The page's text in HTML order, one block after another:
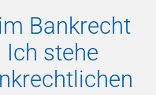
Bankrecht
stehe